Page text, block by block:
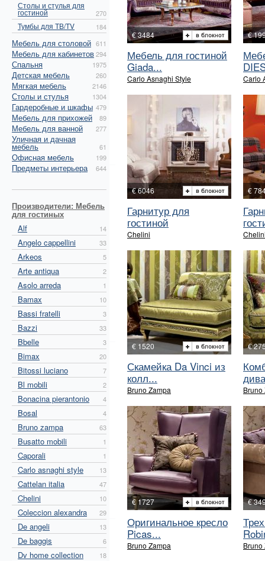
Столы и стулья для
гостиной 270
Тумбы для ТВ/TV 184
Мебель для столовой 611
Мебель для кабинетов294
Спальня 1975
Детская мебель 260
Мягкая мебель 2146
Столы и стулья 1304
Гардеробные и шкафы 479
Мебель для прихожей 89
Мебель для ванной 277
Уличная и дачная
мебель 61
Офисная мебель 199
Предметы интерьера 644
Производители: Мебель
для гостиных
Alf
14
Angelo cappellini 33
Arkeos 5
Arte antiqua 2
Asolo arreda 1
Bamax 10
Bassi fratelli 3
Bazzi 33
Bbelle 3
Bimax 20
Bitossi luciano 7
Bl mobili 2
Bonacina pierantonio 4
Bosal 4
Bruno zampa 63
Busatto mobili 1
Caporali 1
Carlo asnaghi style 13
Cattelan italia 47
Chelini 10
Coleccion alexandra 29
De angeli 13
De baggis 6
Dv home collection 18
€ 3484
Мебель для гостиной
Giada...
Carlo Asnaghi Style
€
Carlo
€ 6046
Гарнитур для
гостиной
Chelini
€
€ 1520
Скамейка Da Vinci из
колл...
Bruno Zampa
€
Bruno
€ 1727
Оригинальное кресло
Picas...
Bruno Zampa
€
Bruno